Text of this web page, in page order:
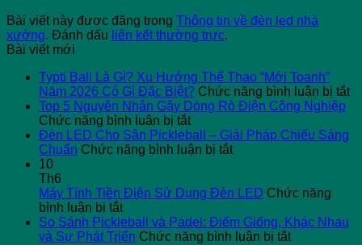
Bài viết này được đăng trong Thông tin về đèn led nhà
xưởng. Đánh dấu liên kết thường trực.
Bài viết mới
Typti Ball Là Gì? Xu Hướng Thể Thao “Mới Toanh”
Năm 2026 Có Gì Đặc Biệt? Chức năng bình luận bị tắtở
Top 5 Nguyên Nhân Gây Dòng Rò Điện Công Nghiệp
Chức năng bình luận bị tắtở
Top
5
Gây
Rò
Điện
Đèn LED Cho Sân Pickleball – Giải Pháp Chiếu Sáng
Chuẩn Chức năng bình luận bị tắtở
Cho
Pickleball
10
Th6
Máy Tính Tiền Điện Sử Dụng Đèn LED Chức năng
bình luận bị tắtở
Máy
Tính
So Sánh Pickleball và Padel: Điểm Giống, Khác Nhau
và Sự Phát Triển Chức năng bình luận bị tắtở